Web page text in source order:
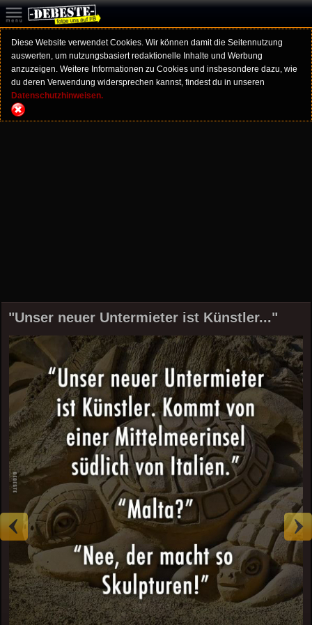
Diese Website verwendet Cookies. Wir können damit die Seitennutzung
auswerten, um nutzungsbasiert redaktionelle Inhalte und Werbung
anzuzeigen. Weitere Informationen zu Cookies und insbesondere dazu, wie
du deren Verwendung widersprechen kannst, findest du in unseren
Datenschutzhinweisen.
"Unser neuer Untermieter ist Künstler..."